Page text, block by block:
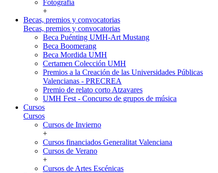
Fotografía
+
Becas, premios y convocatorias
Becas, premios y convocatorias
Beca Puénting UMH-Art Mustang
Beca Boomerang
Beca Mordida UMH
Certamen Colección UMH
Premios a la Creación de las Universidades Públicas
Valencianas - PRECREA
Premio de relato corto Atzavares
UMH Fest - Concurso de grupos de música
Cursos
Cursos
Cursos de Invierno
+
Cursos financiados Generalitat Valenciana
Cursos de Verano
+
Cursos de Artes Escénicas